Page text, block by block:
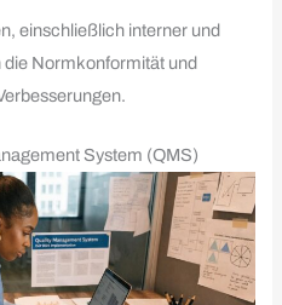
einschließlich interner und
Normkonformität und
System (QMS)